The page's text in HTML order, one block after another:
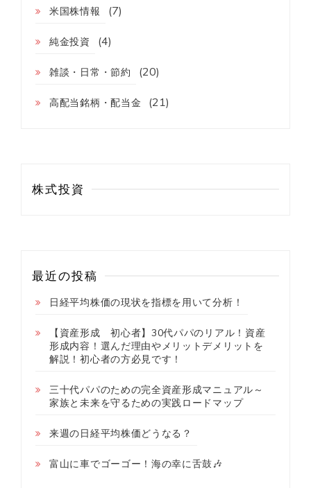
米国株情報 (7)
純金投資 (4)
雑談・日常・節約 (20)
高配当銘柄・配当金 (21)
株式投資
最近の投稿
日経平均株価の現状を指標を用いて分析！
【資産形成 初心者】30代パパのリアル！資産
形成内容！選んだ理由やメリットデメリットを
解説！初心者の方必見です！
三十代パパのための完全資産形成マニュアル～
家族と未来を守るための実践ロードマップ
来週の日経平均株価どうなる？
富山に車でゴーゴー！海の幸に舌鼓🎶